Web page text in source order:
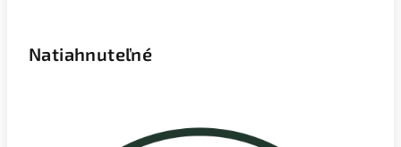
Natiahnuteľné